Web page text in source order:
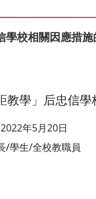
校相關因應措施
學」后忠信學
年5月20日
/學生/全校教職員